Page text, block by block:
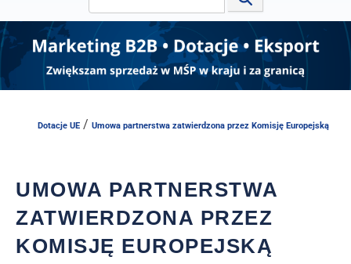
Dotacje UE / Umowa partnerstwa zatwierdzona przez Komisję Europejską
UMOWA PARTNERSTWA
ZATWIERDZONA PRZEZ
KOMISJĘ EUROPEJSKĄ